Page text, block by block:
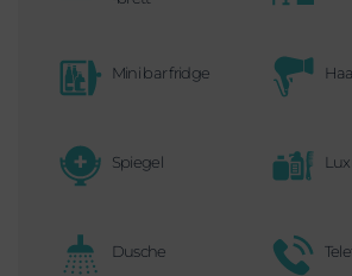
Mini bar fridge
Spiegel
Dusche